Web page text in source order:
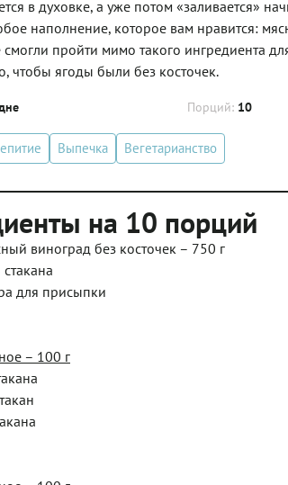
в духовке, а уже потом «заливается»
наполнение, которое вам нравится:
пройти мимо такого ингредиента
чтобы ягоды были без косточек.
Порций: 10
Выпечка Вегетарианство
на 10 порций
виноград без косточек – 750 г
для присыпки
– 100 г